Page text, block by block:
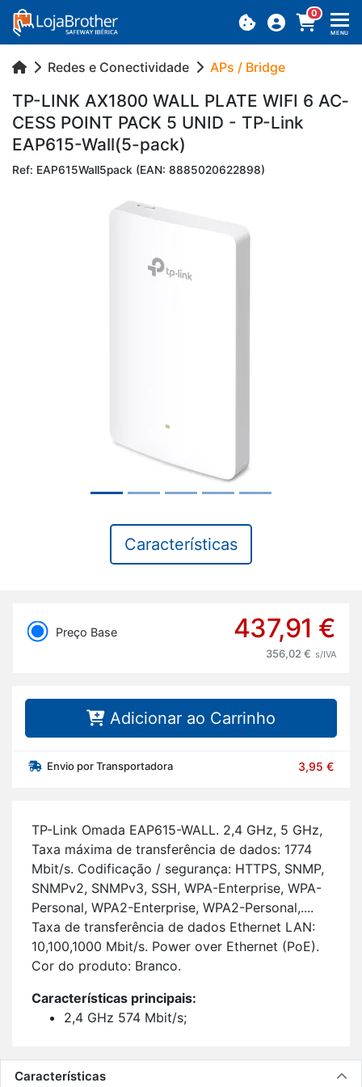
0
MENU
Redes e Conectividade APs / Bridge
TP-LINK AX1800 WALL PLATE WIFI 6 AC­
CESS POINT PACK 5 UNID - TP-Link
EAP615-Wall(5-pack)
Ref: EAP615Wall5pack (EAN: 8885020622898)
Características
Preço Base 437,91 €
356,02 € s/IVA
Adicionar ao Carrinho
Envio por Transportadora 3,95 €
TP-Link Omada EAP615-WALL. 2,4 GHz, 5 GHz,
Taxa má­xima de trans­fe­rência de dados: 1774
Mbit/s. Co­di­fi­cação / se­gu­rança: HTTPS, SNMP,
SNMPv2, SNMPv3, SSH, WPA-En­ter­prise, WPA-
Per­sonal, WPA2-En­ter­prise, WPA2-Per­sonal,....
Taxa de trans­fe­rência de dados Ethernet LAN:
10,100,1000 Mbit/s. Power over Ethernet (PoE).
Cor do pro­duto: Branco.
Ca­rac­te­rís­ticas prin­ci­pais:
2,4 GHz 574 Mbit/s;
Taxa má­xima de trans­fe­rência de dados:
1774 Mbit/s;
Características